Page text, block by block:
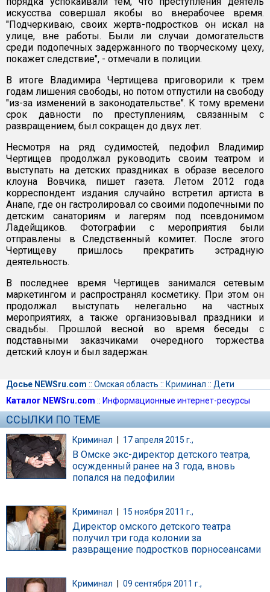
искусства совершал якобы во внерабочее время.
"Подчеркиваю, своих жертв-подростков он искал на
улице, вне работы. Были ли случаи домогательств
среди подопечных задержанного по творческому цеху,
покажет следствие", - отмечали в полиции.
В итоге Владимира Чертищева приговорили к трем
годам лишения свободы, но потом отпустили на свободу
"из-за изменений в законодательстве". К тому времени
срок давности по преступлениям, связанным с
развращением, был сокращен до двух лет.
Несмотря на ряд судимостей, педофил Владимир
Чертищев продолжал руководить своим театром и
выступать на детских праздниках в образе веселого
клоуна Вовчика, пишет газета. Летом 2012 года
корреспондент издания случайно встретил артиста в
Анапе, где он гастролировал со своими подопечными по
детским санаториям и лагерям под псевдонимом
Ладейщиков. Фотографии с мероприятия были
отправлены в Следственный комитет. После этого
Чертищеву пришлось прекратить эстрадную
деятельность.
В последнее время Чертищев занимался сетевым
маркетингом и распространял косметику. При этом он
продолжал выступать нелегально на частных
мероприятиях, а также организовывал праздники и
свадьбы. Прошлой весной во время беседы с
подставными заказчиками очередного торжества
детский клоун и был задержан.
Досье NEWSru.com :: Омская область :: Криминал :: Дети
Каталог NEWSru.com :: Информационные интернет-ресурсы
ССЫЛКИ ПО ТЕМЕ
Криминал | 17 апреля 2015 г.,
В Омске экс-директор детского театра,
осужденный ранее на 3 года, вновь
попался на педофилии
Криминал 15 ноября 2011 г.,
Директор омского детского театра
получил три года колонии за
развращение подростков порносеансами
Криминал 09 сентября 2011 г.,